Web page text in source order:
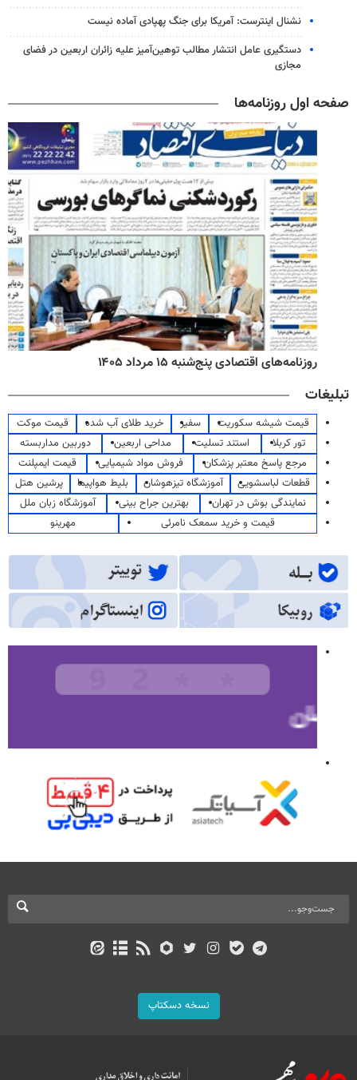
نشنال اینترست: آمریکا برای جنگ پهپادی آماده نیست
دستگیری عامل انتشار مطالب توهین‌آمیز علیه زائران اربعین در فضای
مجازی
صفحه اول روزنامه‌ها
روزنامه‌های اقتصادی پنج‌شنبه ۱۵ مرداد ۱۴۰۵
تبلیغات
قیمت شیشه سکوریت سفیر خرید طلای آب شده
قیمت موکت
تور کربلا
استند تسلیت مداحی اربعین
دوربین مداربسته
مرجع پاسخ معتبر پزشکان
فروش مواد شیمیایی
قیمت ایمپلنت
قطعات لباسشویی
آموزشگاه تیزهوشان بلیط هواپیما
پرشین هتل
نمایندگی بوش در تهران
بهترین جراح بینی
آموزشگاه زبان ملل
قیمت و خرید سمعک نامرئی
مهرینو
نسخه دسکتاپ